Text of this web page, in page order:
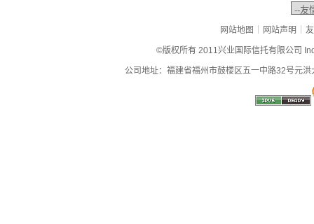
网站地图 | 网站声明 |
©版权所有 2011兴业国际信托有限公司
公司地址：福建省福州市鼓楼区五一中路32号元